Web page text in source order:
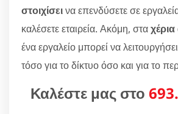
στοιχίσεινα επενδύσετε σε
καλέσετε εταιρεία. Ακόμη, σταχέρια
ένα εργαλείο μπορεί να λειτουργήσει
τόσο για το δίκτυο όσο και για το
Καλέστε μας στο